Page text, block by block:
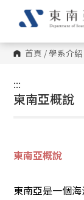
首頁 /學系介紹
:::
:::
東南亞概說
東南亞概說
東南亞是一個